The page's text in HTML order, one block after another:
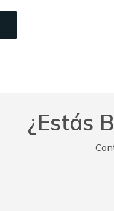
¿Estás